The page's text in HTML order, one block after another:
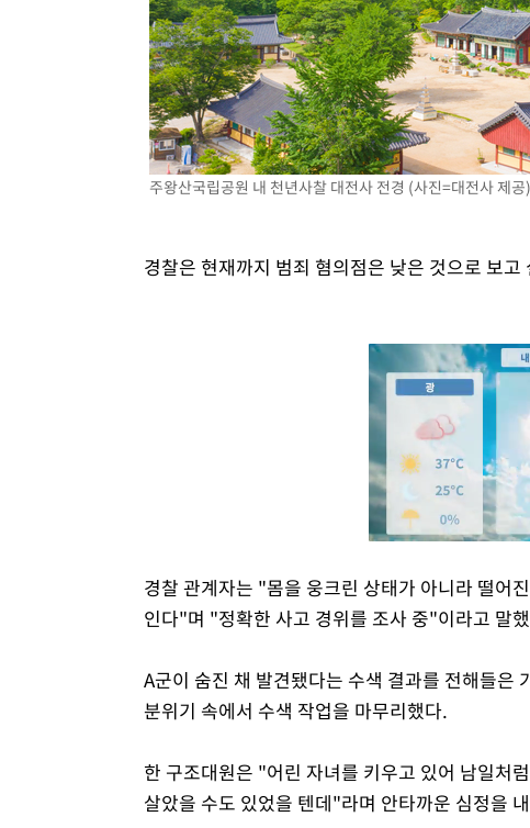
주왕산국립공원 내 천년사찰 대전사 전경 (사진=대전사 제
경찰은 현재까지 범죄 혐의점은 낮은 것으로 보
경찰 관계자는 "몸을 웅크린 상태가 아니라 떨어
인다"며 "정확한 사고 경위를 조사 중"이라고 말
A군이 숨진 채 발견됐다는 수색 결과를 전해들은
분위기 속에서 수색 작업을 마무리했다.
한 구조대원은 "어린 자녀를 키우고 있어 남일처
살았을 수도 있었을 텐데"라며 안타까운 심정을